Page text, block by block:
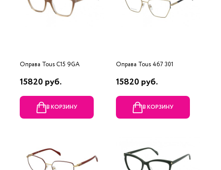
Оправа Tous C15 9GA
15820 руб.
В КОРЗИНУ
Оправа Tous 467 301
15820 руб.
В КОРЗИНУ